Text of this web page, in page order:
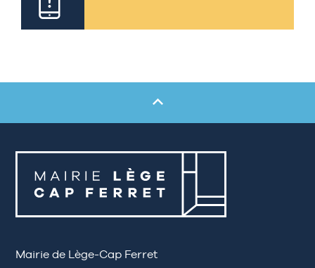
Mairie de Lège-Cap Ferret